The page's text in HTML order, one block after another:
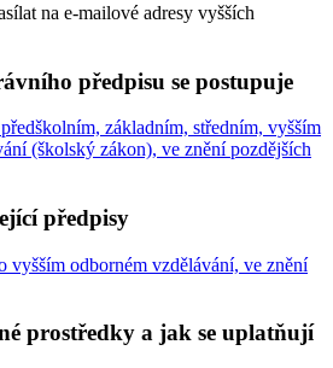
na e-mailové adresy vyšších
předpisu se postupuje
základním, středním, vyšším
(školský zákon), ve znění pozdějších
předpisy
vyšším odborném vzdělávání, ve znění
prostředky a jak se uplatňují